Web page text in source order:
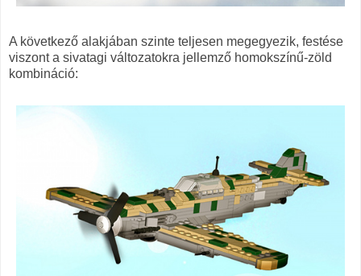
A következő alakjában szinte teljesen megegyezik, festése
viszont a sivatagi változatokra jellemző homokszínű-zöld
kombináció: